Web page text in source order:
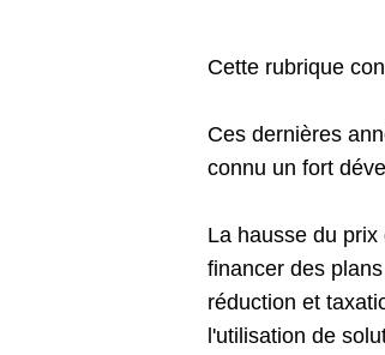
Cette rubrique
Ces dernières
connu un fort
La hausse du
financer des
réduction et
l'utilisation de